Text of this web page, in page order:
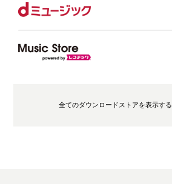
全てのダウンロードストアを表示する